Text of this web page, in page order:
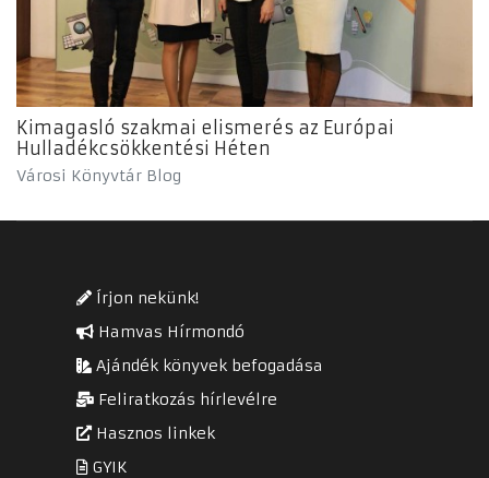
Kimagasló szakmai elismerés az Európai
Hulladékcsökkentési Héten
Városi Könyvtár Blog
Írjon nekünk!
Hamvas Hírmondó
Ajándék könyvek befogadása
Feliratkozás hírlevélre
Hasznos linkek
GYIK